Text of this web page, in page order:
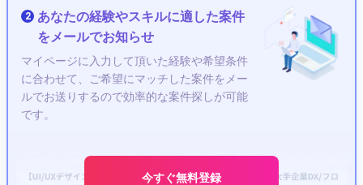
CE（カスタマーエンジニア）
COBOL
Google Cloud Platform
C言語
学習
イラストレーター
ゲーム デザイナー
開発
Webディレクター
ポートフォリオ
Photoshop
キャラクターデザイナー
クリエイター
After Effects
グラフィックデザイナー
React
2
あなたの経験やスキルに適した案件
をメールでお知らせ
マイページに入力して頂いた経験や希望条件
に合わせて、ご希望にマッチした案件をメー
ルでお送りするので効率的な案件探しが可能
です。
今すぐ無料登録